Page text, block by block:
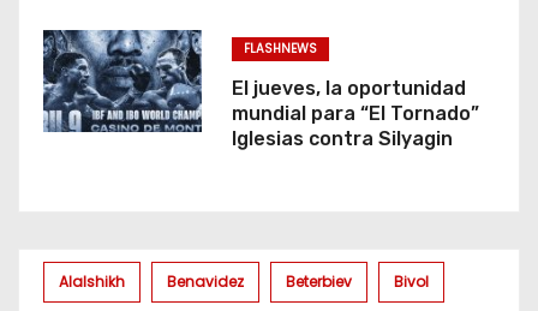
FLASHNEWS
El jueves, la oportunidad
mundial para “El Tornado”
Iglesias contra Silyagin
Alalshikh Benavidez Beterbiev Bivol